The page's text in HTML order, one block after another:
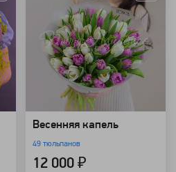
Весенняя капель
49 тюльпанов
12 000 ₽